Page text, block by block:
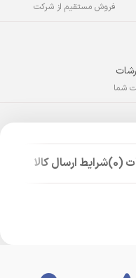
فروش مستقیم از شرکت
شما
(0) شرایط ارسال کالا